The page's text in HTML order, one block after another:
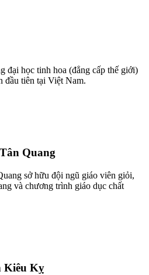
đại học tinh hoa (đẳng cấp thế giới)
đầu tiên tại Việt Nam.
Quang
sở hữu đội ngũ giáo viên giỏi,
và chương trình giáo dục chất
Kiêu Kỵ